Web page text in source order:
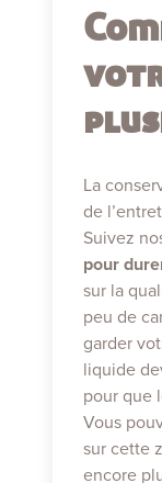
La
de
Suivez
pour
sur la
peu de
garder
liquide
pour que
Vous
sur cette
encore